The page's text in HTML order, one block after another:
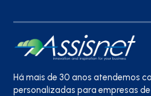
Há mais de 30 anos atendemos
personalizadas para empresas